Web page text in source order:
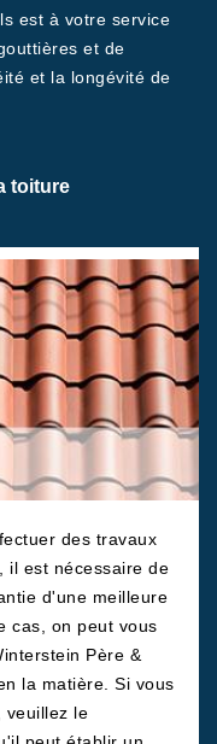
est à votre service
et de
et la longévité de
toiture
des travaux
il est nécessaire de
d'une meilleure
cas, on peut vous
Père &
la matière. Si vous
veuillez le